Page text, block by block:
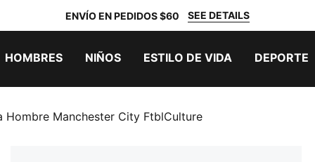
ENVÍO EN PEDIDOS $60 SEE DETAILS
HOMBRES NIÑOS ESTILO DE VIDA DEPORTE
Hombre Manchester City FtblCulture